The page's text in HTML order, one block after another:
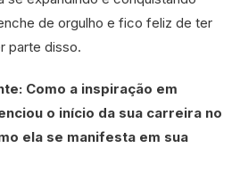
de orgulho e fico feliz de ter
parte disso.
Como a inspiração em
o início da sua carreira no
ela se manifesta em sua